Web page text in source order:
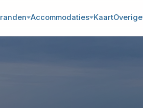
Accommodaties KaartOverige